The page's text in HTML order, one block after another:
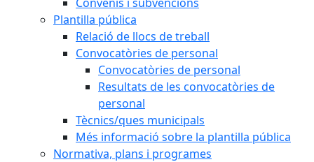
Plantilla pública
Relació de llocs de treball
Convocatòries de personal
Convocatòries de personal
Resultats de les convocatòries de
personal
Tècnics/ques municipals
Més informació sobre la plantilla pública
Normativa, plans i programes